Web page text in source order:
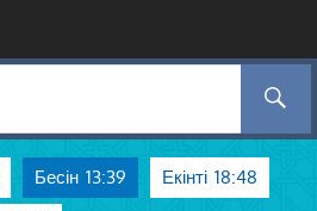
Бесін 13:39 Екінті 18:48